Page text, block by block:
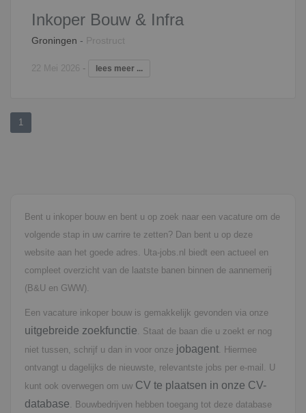
Inkoper Bouw & Infra
Groningen - Prostruct
22 Mei 2026 - lees meer ...
1
Bent u inkoper bouw en bent u op zoek naar een vacature om de
volgende stap in uw carrire te zetten? Dan bent u op deze
website aan het goede adres. Uta-jobs.nl biedt een actueel en
compleet overzicht van de laatste banen binnen de aannemerij
(B&U en GWW).
Een vacature inkoper bouw is gemakkelijk gevonden via onze
uitgebreide zoekfunctie. Staat de baan die u zoekt er nog
niet tussen, schrijf u dan in voor onze jobagent. Hiermee
ontvangt u dagelijks de nieuwste, relevantste jobs per e-mail. U
kunt ook overwegen om uw CV te plaatsen in onze CV-
database. Bouwbedrijven hebben toegang tot deze database